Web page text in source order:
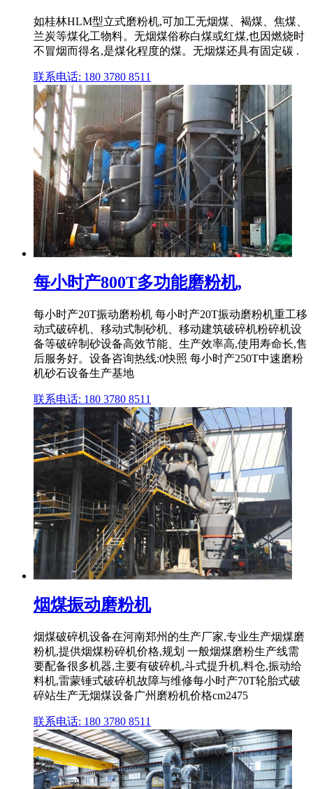
如桂林HLM型立式磨粉机,可加工无烟煤、褐煤、焦煤、
兰炭等煤化工物料。无烟煤俗称白煤或红煤,也因燃烧时
不冒烟而得名,是煤化程度的煤。无烟煤还具有固定碳 .
联系电话: 180 3780 8511
每小时产800T多功能磨粉机,
每小时产20T振动磨粉机 每小时产20T振动磨粉机重工移
动式破碎机、移动式制砂机、移动建筑破碎机粉碎机设
备等破碎制砂设备高效节能、生产效率高,使用寿命长,售
后服务好。设备咨询热线:0快照 每小时产250T中速磨粉
机砂石设备生产基地
联系电话: 180 3780 8511
烟煤振动磨粉机
烟煤破碎机设备在河南郑州的生产厂家,专业生产烟煤磨
粉机,提供烟煤粉碎机价格,规划 一般烟煤磨粉生产线需
要配备很多机器,主要有破碎机,斗式提升机,料仓,振动给
料机,雷蒙锤式破碎机故障与维修每小时产70T轮胎式破
碎站生产无烟煤设备广州磨粉机价格cm2475
联系电话: 180 3780 8511